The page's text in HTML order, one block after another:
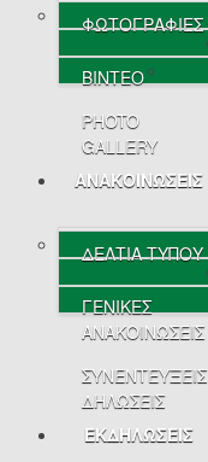
ΦΩΤΟΓΡΑΦΙΕΣ
ΒΙΝΤΕΟ
PHOTO
GALLERY
ΑΝΑΚΟΙΝΩΣΕΙΣ
ΔΕΛΤΙΑ ΤΥΠΟΥ
ΓΕΝΙΚΕΣ
ΑΝΑΚΟΙΝΩΣΕΙΣ
ΣΥΝΕΝΤΕΥΞΕΙΣ
ΔΗΛΩΣΕΙΣ
ΕΚΔΗΛΩΣΕΙΣ